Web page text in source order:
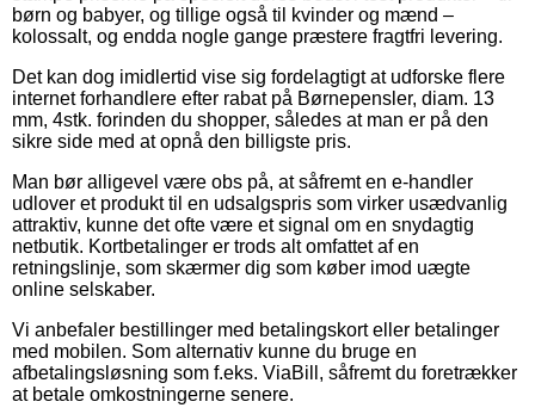
børn og babyer, og tillige også til kvinder og mænd –
kolossalt, og endda nogle gange præstere fragtfri levering.
Det kan dog imidlertid vise sig fordelagtigt at udforske flere
internet forhandlere efter rabat på Børnepensler, diam. 13
mm, 4stk. forinden du shopper, således at man er på den
sikre side med at opnå den billigste pris.
Man bør alligevel være obs på, at såfremt en e-handler
udlover et produkt til en udsalgspris som virker usædvanlig
attraktiv, kunne det ofte være et signal om en snydagtig
netbutik. Kortbetalinger er trods alt omfattet af en
retningslinje, som skærmer dig som køber imod uægte
online selskaber.
Vi anbefaler bestillinger med betalingskort eller betalinger
med mobilen. Som alternativ kunne du bruge en
afbetalingsløsning som f.eks. ViaBill, såfremt du foretrækker
at betale omkostningerne senere.